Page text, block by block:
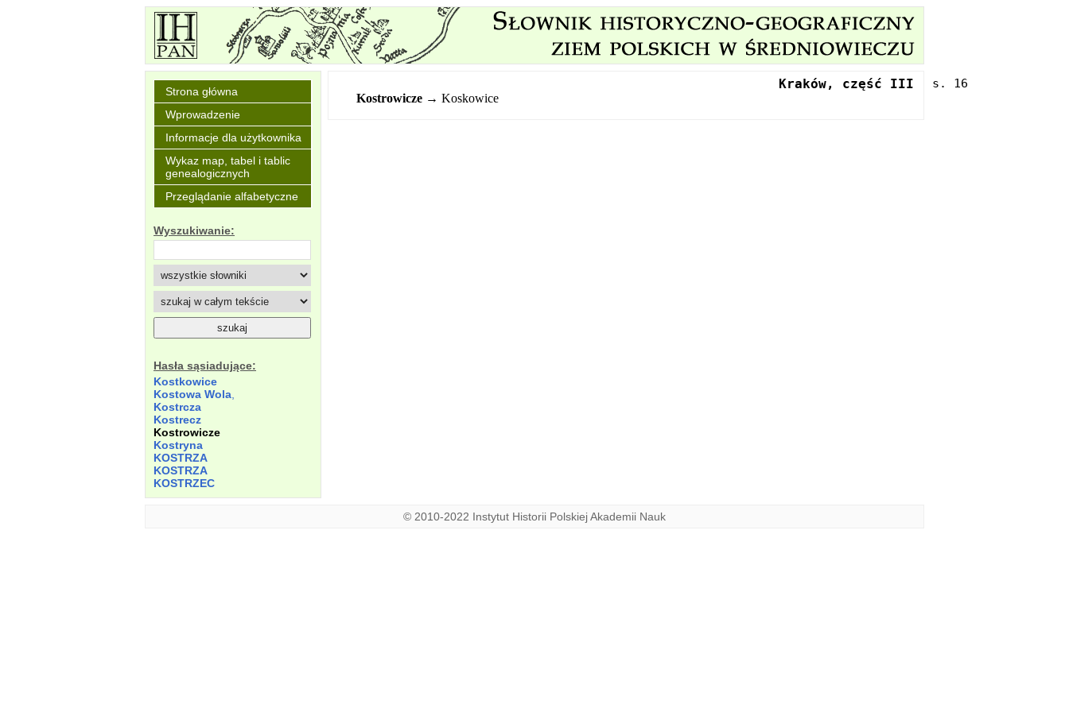
Strona główna
Wprowadzenie
Informacje dla użytkownika
Wykaz map, tabel i tablic
genealogicznych
Przeglądanie alfabetyczne
Wyszukiwanie:
Hasła sąsiadujące:
Kostkowice
Kostowa Wola
Kostrcza
Kostrecz
Kostrowicze
Kostryna
KOSTRZA
KOSTRZA
KOSTRZEC
Kraków, część III
Kostrowicze → Koskowice
© 2010-2022 Instytut Historii Polskiej Akademii Nauk